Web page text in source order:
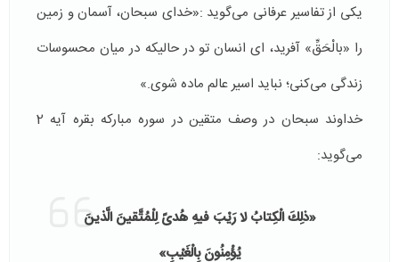
یکی از تفاسیر عرفانی می‌گوید :«خدای سبحان، آسمان و زمین
را «بالْحَقِّ» آفرید، ای انسان تو در حالیكه در میان محسوسات
زندگی می‌كنی؛ نباید اسیر عالم ماده شوی.»
خداوند سبحان در وصف متقین در سوره مبارکه بقره آیه 2
می‌گوید:
«ذلِكَ الْكِتابُ لا رَيْبَ فیهِ هُدىً لِلْمُتَّقینَ الَّذینَ
يُؤْمِنُونَ بِالْغَيْبِ»